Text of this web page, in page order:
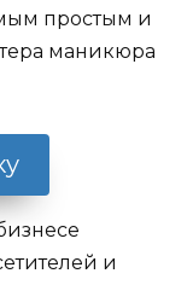
простым и
маникюра
и